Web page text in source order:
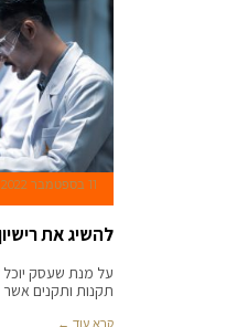
11 בספטמבר 2022
להשיג את
על מנת שעסק יוכל
תקנות ותקנים אשר
קרא עוד ←